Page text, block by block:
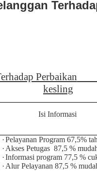
Perbaikan
kesling
Isi Informasi
· Pelayanan Program 67,5%
· Akses Petugas 87,5 %
· Informasi program 77,5 %
· Alur Pelayanan 87,5 %